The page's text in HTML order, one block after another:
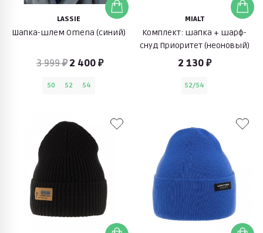
LASSIE
Шапка-шлем Omena (синий)
3 999 ₽ 2 400 ₽
50 52 54
MIALT
Комплект: шапка + шарф-
снуд Приоритет (неоновый)
2 130 ₽
52/54